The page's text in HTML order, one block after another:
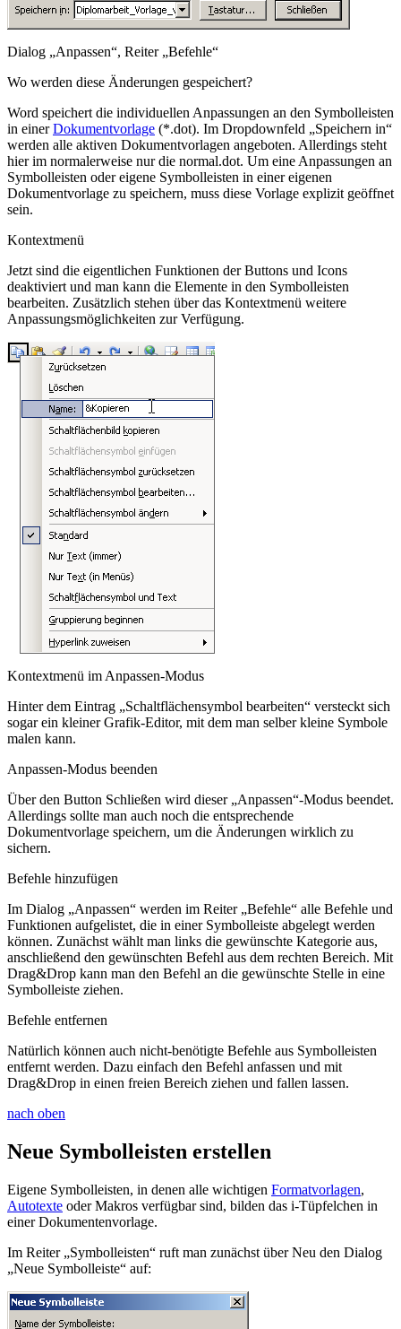
Dialog „Anpassen“, Reiter „Befehle“
Wo werden diese Änderungen gespeichert?
Word speichert die individuellen Anpassungen an den Symbolleisten
in einerDokumentvorlage (*.dot). Im Dropdownfeld „Speichern in“
werden alle aktiven Dokumentvorlagen angeboten. Allerdings steht
hier im normalerweise nur die normal.dot. Um eine Anpassungen an
Symbolleisten oder eigene Symbolleisten in einer eigenen
Dokumentvorlage zu speichern, muss diese Vorlage explizit geöffnet
sein.
Kontextmenü
Jetzt sind die eigentlichen Funktionen der Buttons und Icons
deaktiviert und man kann die Elemente in den Symbolleisten
bearbeiten. Zusätzlich stehen über das Kontextmenü weitere
Anpassungsmöglichkeiten zur Verfügung.
Kontextmenü im Anpassen-Modus
Hinter dem Eintrag „Schaltflächensymbol bearbeiten“ versteckt sich
sogar ein kleiner Grafik-Editor, mit dem man selber kleine Symbole
malen kann.
Anpassen-Modus beenden
Über den Button Schließen wird dieser „Anpassen“-Modus beendet.
Allerdings sollte man auch noch die entsprechende
Dokumentvorlage speichern, um die Änderungen wirklich zu
sichern.
Befehle hinzufügen
Im Dialog „Anpassen“ werden im Reiter „Befehle“ alle Befehle und
Funktionen aufgelistet, die in einer Symbolleiste abgelegt werden
können. Zunächst wählt man links die gewünschte Kategorie aus,
anschließend den gewünschten Befehl aus dem rechten Bereich. Mit
Drag&Drop kann man den Befehl an die gewünschte Stelle in eine
Symbolleiste ziehen.
Befehle entfernen
Natürlich können auch nicht-benötigte Befehle aus Symbolleisten
entfernt werden. Dazu einfach den Befehl anfassen und mit
Drag&Drop in einen freien Bereich ziehen und fallen lassen.
nach oben
Neue Symbolleisten erstellen
Eigene Symbolleisten, in denen alle wichtigen Formatvorlagen,
Autotexte oder Makros verfügbar sind, bilden das i-Tüpfelchen in
einer Dokumentenvorlage.
Im Reiter „Symbolleisten“ ruft man zunächst überNeu den Dialog
„Neue Symbolleiste“ auf: